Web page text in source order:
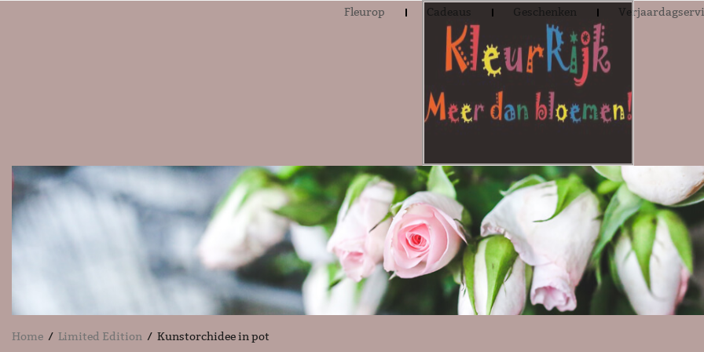
Fleurop Cadeaus Geschenken
Home / Limited Edition / Kunstorchidee in pot